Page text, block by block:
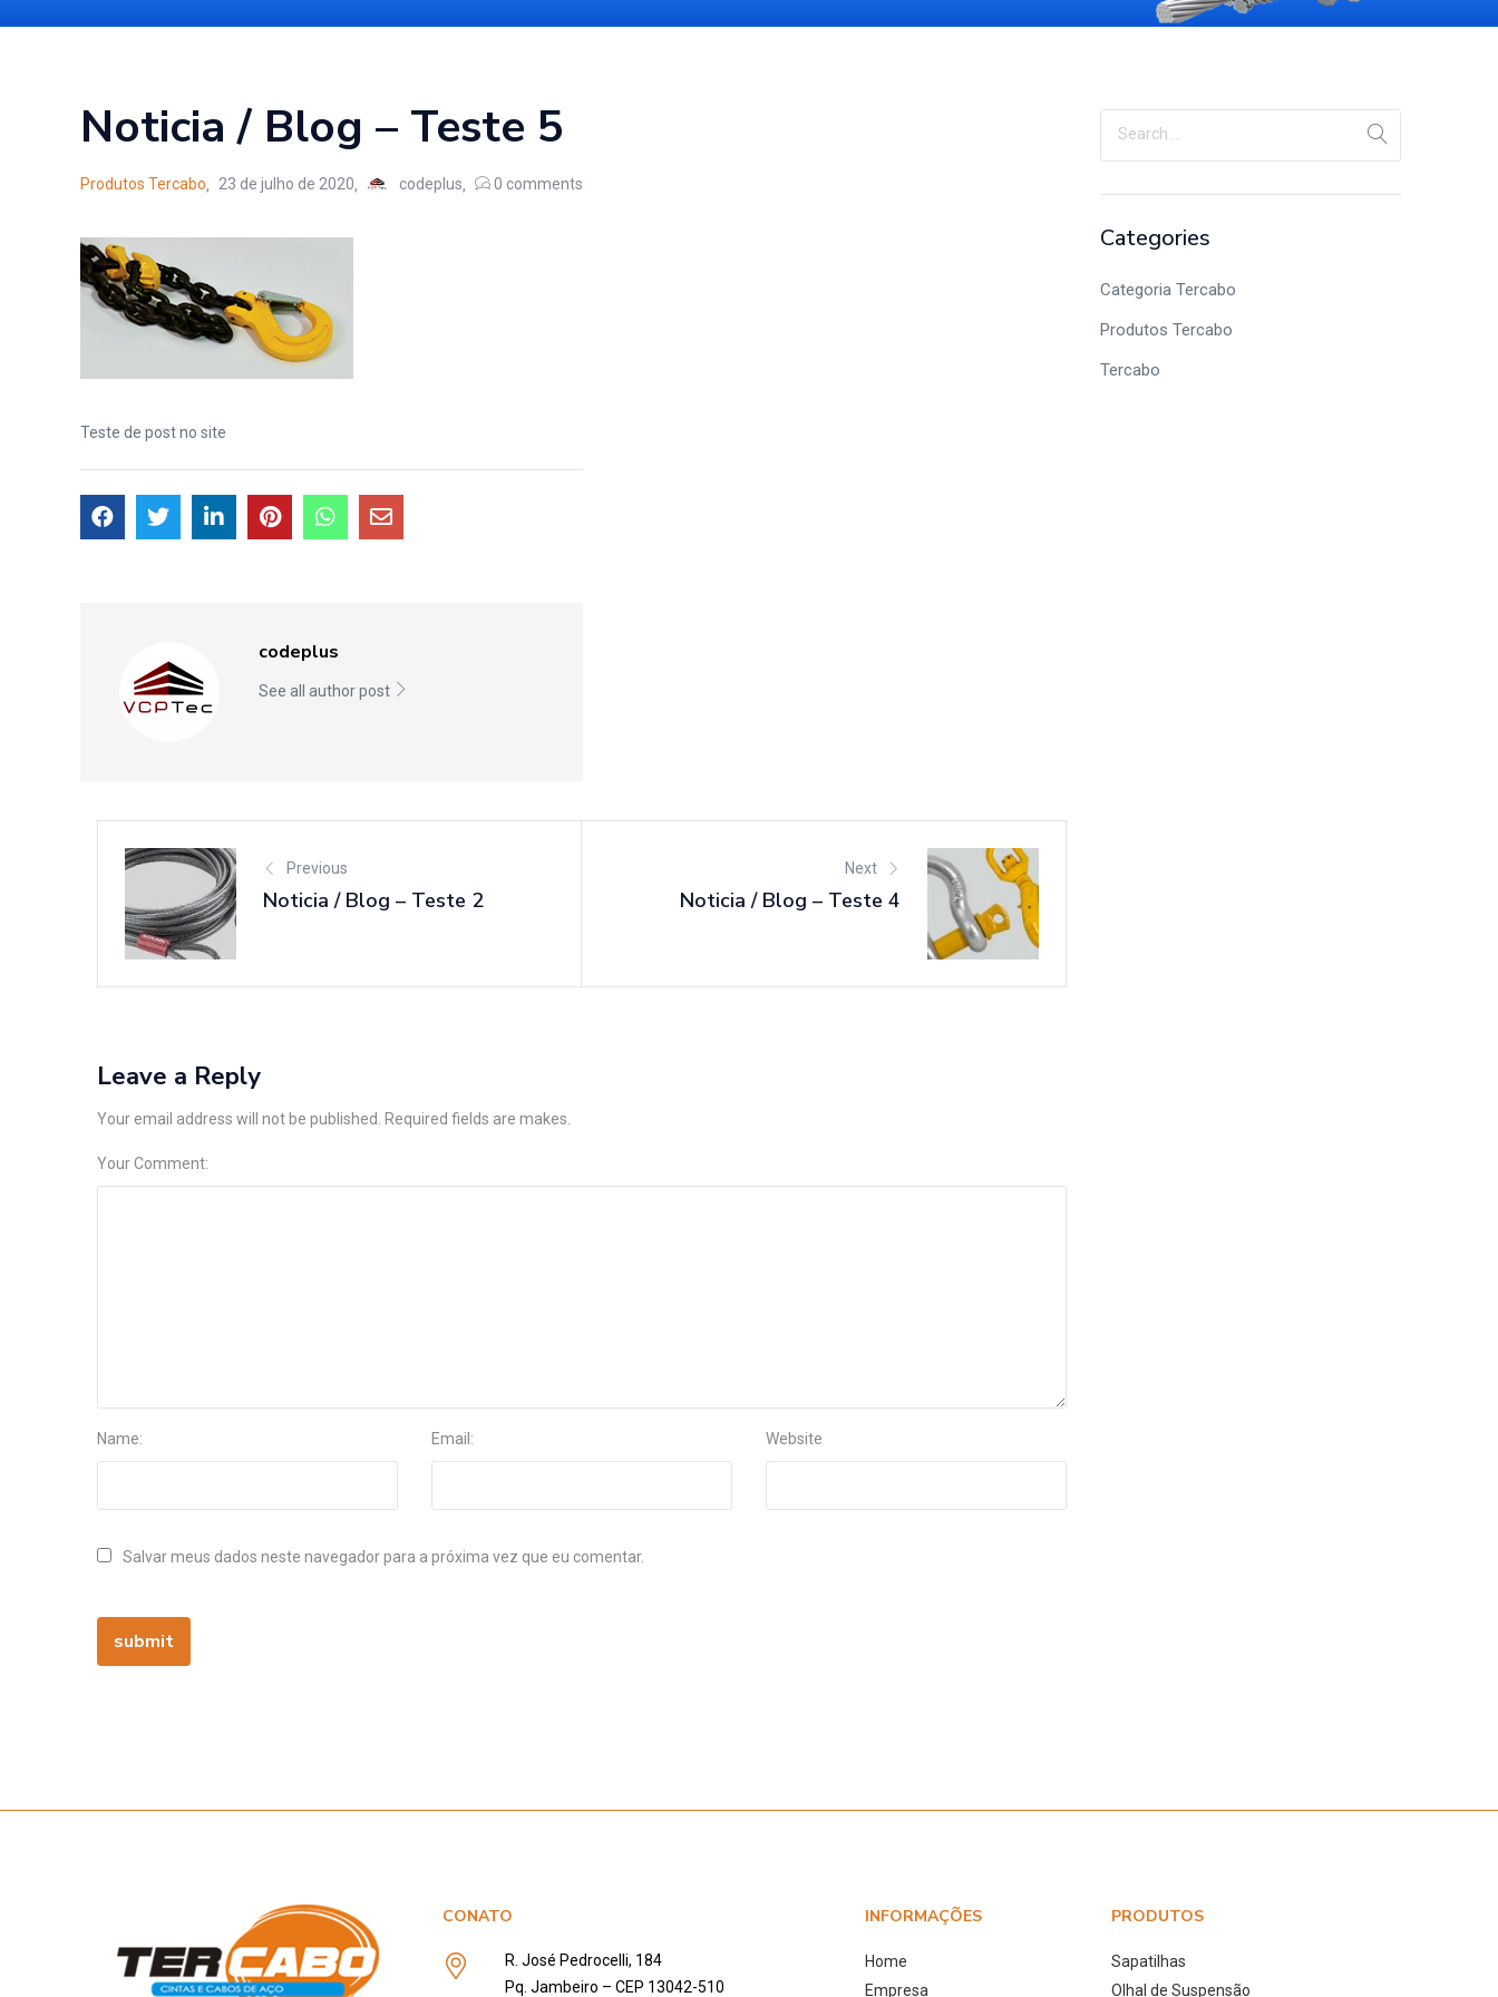
Categories
Categoria Tercabo
Produtos Tercabo
Tercabo
Noticia / Blog – Teste 5
Produtos Tercabo 23 de julho de 2020 codeplus 0 comments
Teste de post no site
codeplus
See all author post
Previous
Noticia / Blog – Teste 2
Next
Noticia / Blog – Teste 4
Leave a Reply
Your email address will not be published. Required fields are makes.
Your Comment:
Name: Email: Website
Salvar meus dados neste navegador para a próxima vez que eu comentar.
CONATO
R. José Pedrocelli, 184
Pq. Jambeiro – CEP 13042-510
INFORMAÇÕES
Home
Empresa
PRODUTOS
Sapatilhas
Olhal de Suspensão